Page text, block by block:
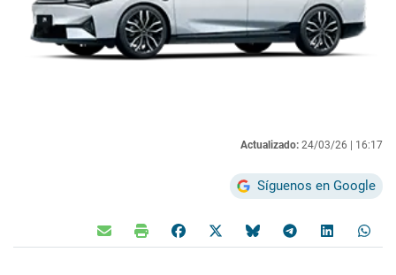
Actualizado: 24/03/26 | 16:17
Síguenos en Google